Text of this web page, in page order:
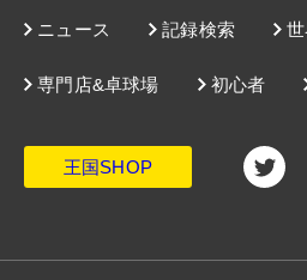
ニュース 記録検索
専門店&卓球場 初心者
王国SHOP